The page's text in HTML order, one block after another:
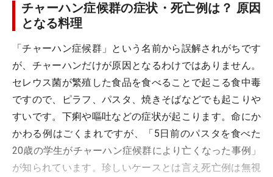
チャーハン症候群の症状・死亡例は？ 原因
となる料理
「チャーハン症候群」という名前から誤解されがちです
が、チャーハンだけが原因となるわけではありません。
セレウス菌が繁殖した食品を食べることで起こる食中毒
ですので、ピラフ、パスタ、焼きそばなどでも起こりや
すいです。下痢や嘔吐などの症状が起こります。命にか
かわる例はごくまれですが、「5日前のパスタを食べた
20歳の学生がチャーハン症候群により亡くなった事例」
が知られています。珍しいケースとは言え死亡例は無視